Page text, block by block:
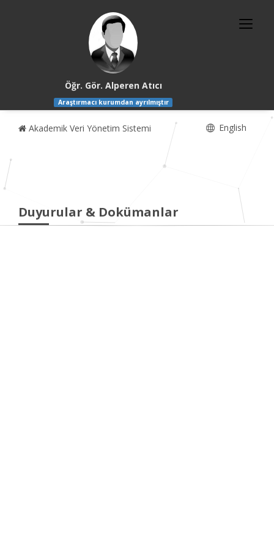
Öğr. Gör. Alperen Atıcı
Araştırmacı kurumdan ayrılmıştır
Akademik Veri Yönetim Sistemi English
Duyurular & Dokümanlar